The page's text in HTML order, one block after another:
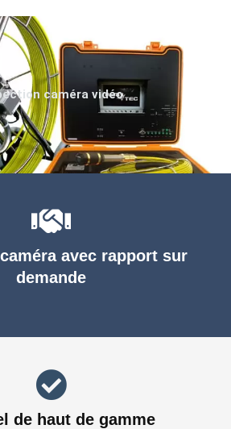
avec rapport sur
demande
de haut de gamme
caméra vidéo